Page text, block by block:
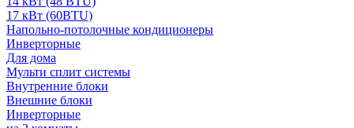
17 кВт (60BTU)
Напольно-потолочные кондиционеры
Инверторные
Для дома
Мульти сплит системы
Внутренние блоки
Внешние блоки
Инверторные